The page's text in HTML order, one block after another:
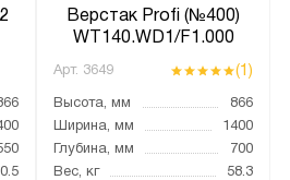
Верстак Profi (№400)
WT140.WD1/F1.000
Арт. 3649 (1)
Высота, мм
866
Ширина, мм
1400
Глубина, мм
700
Вес, кг
58.3
ДСП 24 мм (ЦДСП)